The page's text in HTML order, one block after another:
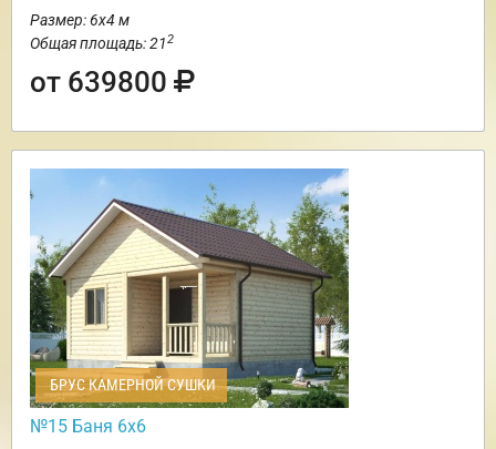
Размер: 6х4 м
Общая площадь: 212
от 639800
БРУС КАМЕРНОЙ СУШКИ
№15 Баня 6х6